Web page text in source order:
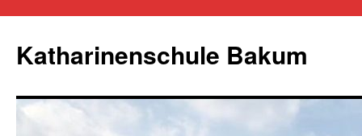
springen
Katharinenschule Bakum